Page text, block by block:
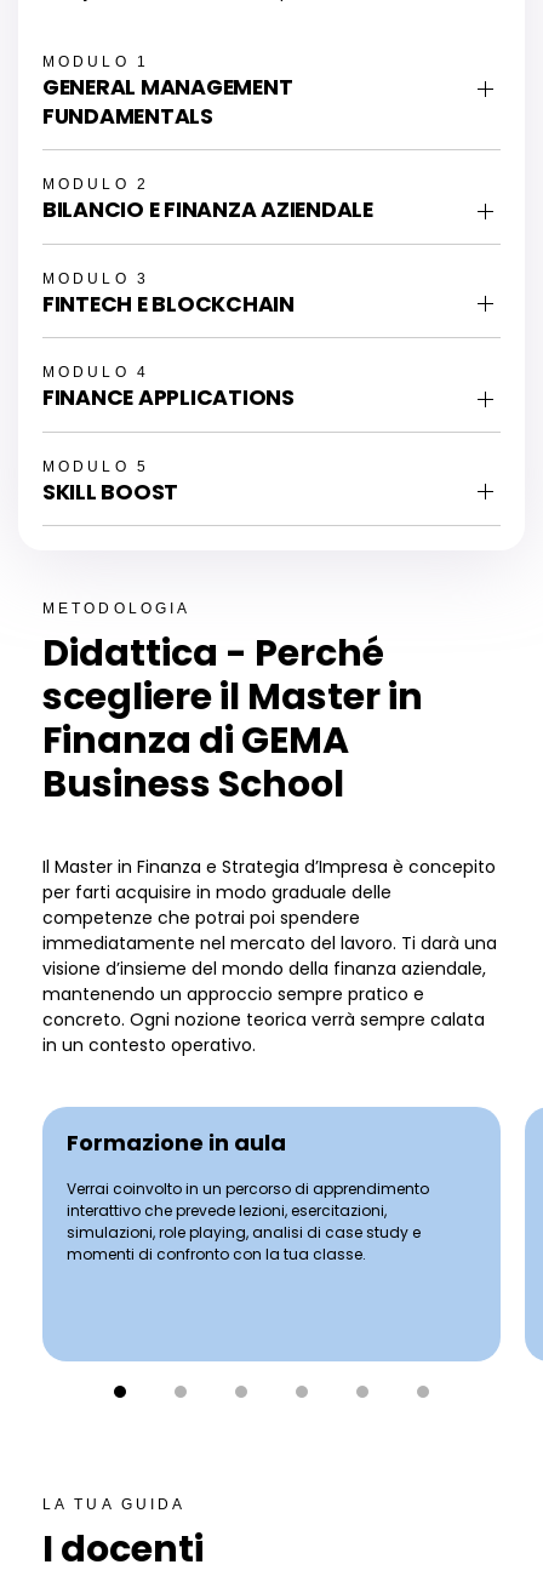
MODULO 1
GENERAL MANAGEMENT
FUNDAMENTALS
MODULO 2
BILANCIO E FINANZA AZIENDALE
MODULO 3
FINTECH E BLOCKCHAIN
MODULO 4
FINANCE APPLICATIONS
MODULO 5
SKILL BOOST
METODOLOGIA
Didattica - Perché
scegliere il Master in
Finanza di GEMA
Business School
Il Master in Finanza e Strategia d’Impresa è concepito
per farti acquisire in modo graduale delle
competenze che potrai poi spendere
immediatamente nel mercato del lavoro. Ti darà una
visione d’insieme del mondo della finanza aziendale,
mantenendo un approccio sempre pratico e
concreto. Ogni nozione teorica verrà sempre calata
in un contesto operativo.
Formazione in aula
Verrai coinvolto in un percorso di apprendimento
interattivo che prevede lezioni, esercitazioni,
simulazioni, role playing, analisi di case study e
momenti di confronto con la tua classe.
LA TUA GUIDA
I docenti